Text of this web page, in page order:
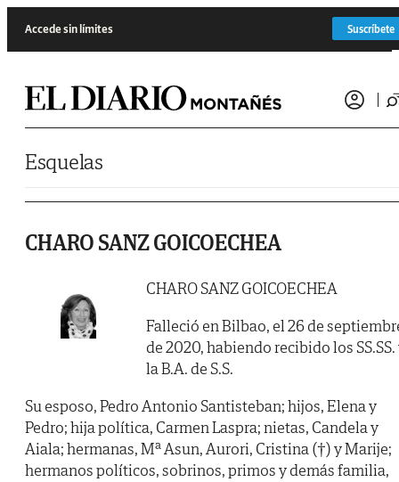
Accede sin límites Suscríbete
Esquelas
CHARO SANZ GOICOECHEA
CHARO SANZ GOICOECHEA
Falleció en Bilbao, el 26 de
de 2020, habiendo recibido los SS.SS.
la B.A. de S.S.
Su esposo, Pedro Antonio Santisteban; hijos, Elena y
Pedro; hija política, Carmen Laspra; nietas, Candela y
Aiala; hermanas, Mª Asun, Aurori, Cristina (†) y Marije;
hermanos políticos, sobrinos, primos y demás familia,